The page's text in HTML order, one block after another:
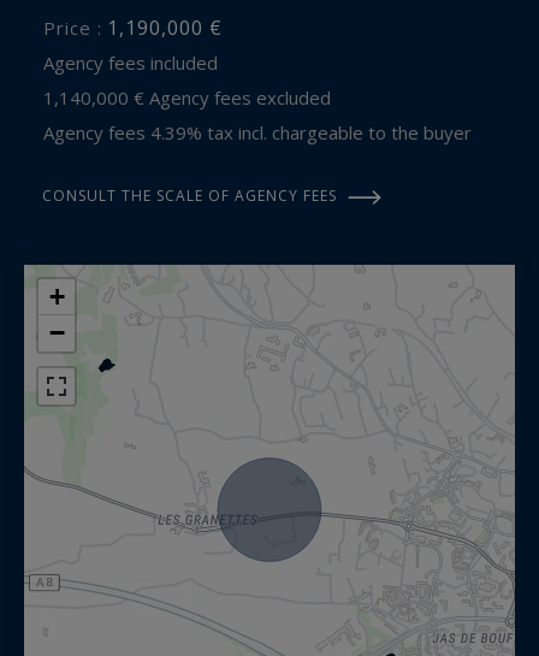
Price : 1,190,000 €
Agency fees included
1,140,000 € Agency fees excluded
Agency fees 4.39% tax incl. chargeable to the buyer
CONSULT THE SCALE OF AGENCY FEES
+
−